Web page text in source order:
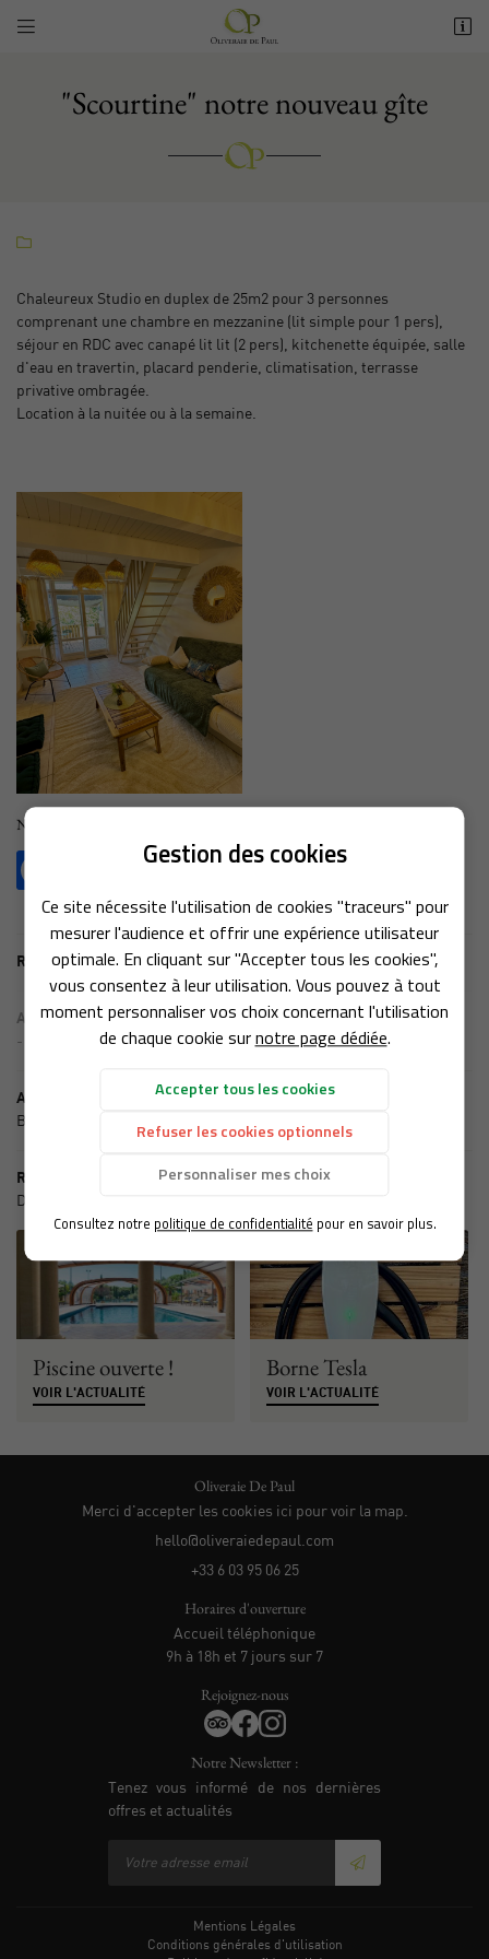
Gestion des cookies
Ce site nécessite l'utilisation de cookies "traceurs" pour
mesurer l'audience et offrir une expérience utilisateur
optimale. En cliquant sur "Accepter tous les cookies",
vous consentez à leur utilisation. Vous pouvez à tout
moment personnaliser vos choix concernant l'utilisation
de chaque cookie surnotre page dédiée.
Accepter tous les cookies
Refuser les cookies optionnels
Personnaliser mes choix
Consultez notre politique de confidentialité pour en savoir plus.

Langue
Le Mas
& Gîte
Bien-Être
Tourisme
Actualités
Contact

+3 36 03 95 06
INSCRIPTION
+3 36 03 95 06 25

 Recopier le code ci-contre
En cochant cette case, vous consentez à recevoir nos propositions commerciales à
l'adresse email indiqué ci-dessus. Vous pouvez vous désinscrire à tout moment en
utilisant le formulaire de désinscription.
INSCRIPTION
"Scourtine" notre nouveau gîte

Chaleureux Studio en duplex de 25m2 pour 3 personnes
comprenant une chambre en mezzanine (lit simple pour 1 pers),
séjour en RDC avec canapé lit lit (2 pers), kitchenette équipée, salle
d'eau en travertin, placard penderie, climatisation, terrasse
privative ombragée.
Location à la nuitée ou à la semaine.
N'hésitez pas à partager !
Retour aux actualités
Actualité précédente
-
Actualité suivante
Bon cadeau
Récemment
D'autres actualités qui pourraient vous intéresser
Piscine ouverte !
VOIR L'ACTUALITÉ
Borne Tesla
VOIR L'ACTUALITÉ
Oliveraie De Paul
Merci d'accepter les cookies ici pour voir la map.
+33 6 03 95 06 25
Horaires d'ouverture
Accueil téléphonique
9h à 18h et 7 jours sur 7
Rejoignez-nous
Notre Newsletter :
Tenez vous informé de nos dernières
offres et actualités
Mentions Légales
Conditions générales d'utilisation